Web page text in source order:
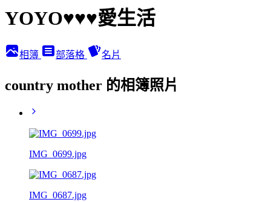
YOYO♥♥♥愛生活
相簿 部落格 名片
country mother 的相簿照片
IMG_0699.jpg
IMG_0687.jpg